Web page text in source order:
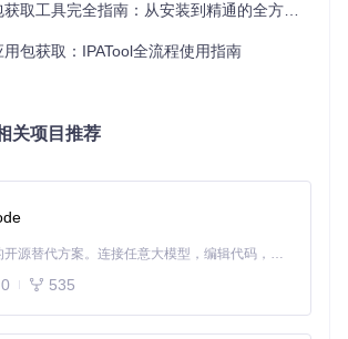
限macOS）：
编译前需确保Go环境变量配置正确，可通
检查GOPATH和GOROOT设置是否正常。
取工具完全指南：从安装到精通的全方位教程
包获取：IPATool全流程使用指南
关项目推荐
Claude Code 的开源替代方案。连接任意大模型，编辑代码，运行命令，自动验证 — 全自动执行。用 Rust 构建，极致性能。 ｜ An open-source alternative to Claude Code. Connect any LLM, edit code, run commands, and verify changes — autonomously. Built in Rust for speed. Get Started
0 535